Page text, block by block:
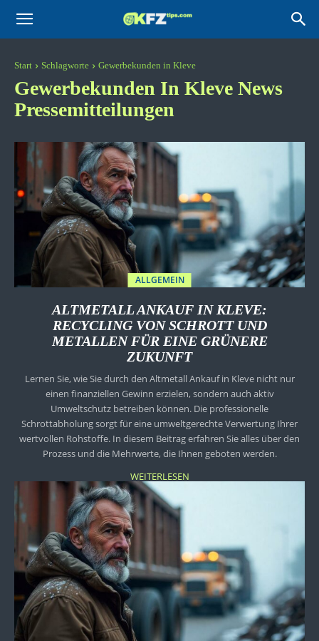
KFZtips.com
Start Schlagworte Gewerbekunden in Kleve
Gewerbekunden In Kleve News
Pressemitteilungen
ALLGEMEIN
ALTMETALL ANKAUF IN KLEVE:
RECYCLING VON SCHROTT UND
METALLEN FÜR EINE GRÜNERE
ZUKUNFT
Lernen Sie, wie Sie durch den Altmetall Ankauf in Kleve nicht nur
einen finanziellen Gewinn erzielen, sondern auch aktiv
Umweltschutz betreiben können. Die professionelle
Schrottabholung sorgt für eine umweltgerechte Verwertung Ihrer
wertvollen Rohstoffe. In diesem Beitrag erfahren Sie alles über den
Prozess und die Mehrwerte, die Ihnen geboten werden.
WEITERLESEN